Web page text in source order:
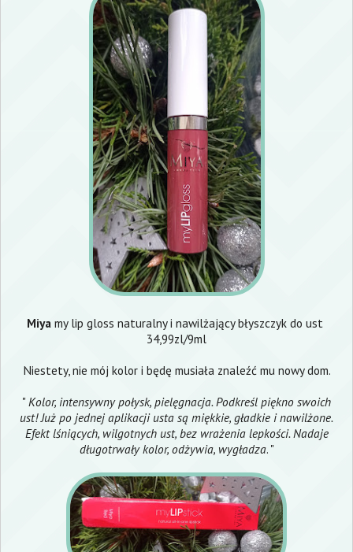
Miya my lip gloss naturalny i nawilżający błyszczyk do ust
34,99zl/9ml
Niestety, nie mój kolor i będę musiała znaleźć mu nowy dom.
"Kolor, intensywny połysk, pielęgnacja. Podkreśl piękno swoich
ust! Już po jednej aplikacji usta są miękkie, gładkie i nawilżone.
Efekt lśniących, wilgotnych ust, bez wrażenia lepkości. Nadaje
długotrwały kolor, odżywia, wygładza. "